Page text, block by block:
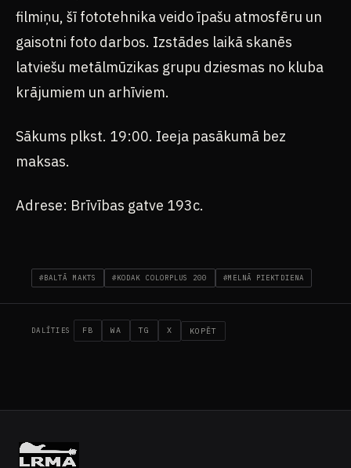
filmiņu, šī fototehnika veido īpašu atmosfēru un
gaisotni foto darbos. Izstādes laikā skanēs
latviešu metālmūzikas grupu dziesmas no kluba
krājumiem un arhīviem.
Sākums plkst. 19:00. Ieeja pasākumā bez
maksas.
Adrese: Brīvības gatve 193c.
#BALTĀ MAKTS #KODAK COLORPLUS 200 #MELNĀ PIEKTDIENA
DALĪTIES FB WA TG X KOPĒT